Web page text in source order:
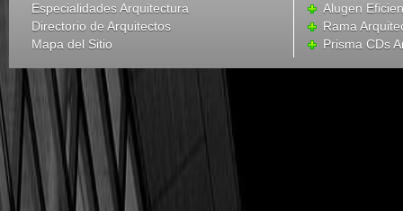
Especialidades Arquitectura
Directorio de Arquitectos
Mapa del Sitio
Alugen
Rama
Prisma CDs